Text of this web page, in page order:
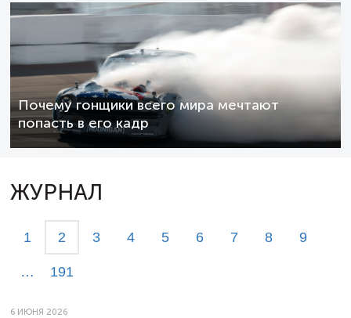
Почему гонщики всего мира мечтают
попасть в его кадр
ЖУРНАЛ
1 2 3 4 5 6 7 8 9
… 191
6 ИЮНЯ 2026